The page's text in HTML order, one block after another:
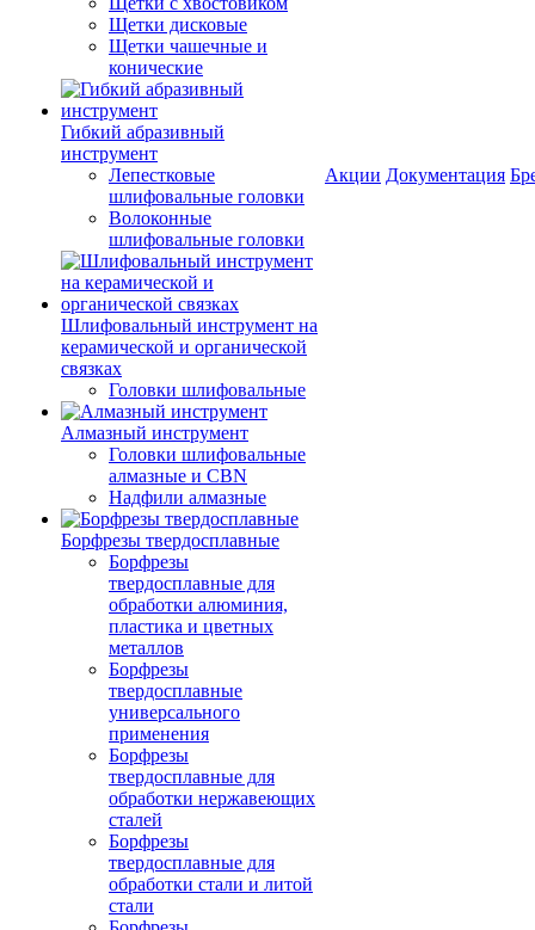
Щетки дисковые
Щетки чашечные и
конические
Гибкий абразивный
инструмент
Лепестковые
шлифовальные головки
Волоконные
шлифовальные головки
Шлифовальный инструмент на
керамической и органической
связках
Головки шлифовальные
Алмазный инструмент
Головки шлифовальные
алмазные и CBN
Надфили алмазные
Борфрезы твердосплавные
Борфрезы
твердосплавные для
обработки алюминия,
пластика и цветных
металлов
Борфрезы
твердосплавные
универсального
применения
Борфрезы
твердосплавные для
обработки нержавеющих
сталей
Борфрезы
твердосплавные для
обработки стали и литой
стали
Акции Документация